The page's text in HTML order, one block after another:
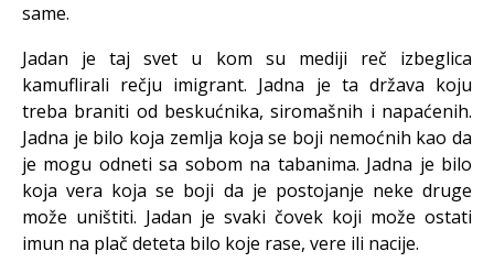
same.
Jadan je taj svet u kom su mediji reč izbeglica
kamuflirali rečju imigrant. Jadna je ta država koju
treba braniti od beskućnika, siromašnih i napaćenih.
Jadna je bilo koja zemlja koja se boji nemoćnih kao da
je mogu odneti sa sobom na tabanima. Jadna je bilo
koja vera koja se boji da je postojanje neke druge
može uništiti. Jadan je svaki čovek koji može ostati
imun na plač deteta bilo koje rase, vere ili nacije.